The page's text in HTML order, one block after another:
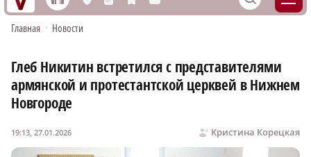
Главная • Новости
Глеб Никитин встретился с представителями
армянской и протестантской церквей в Нижнем
Новгороде
Кристина Корецкая
19:13, 27.01.2026